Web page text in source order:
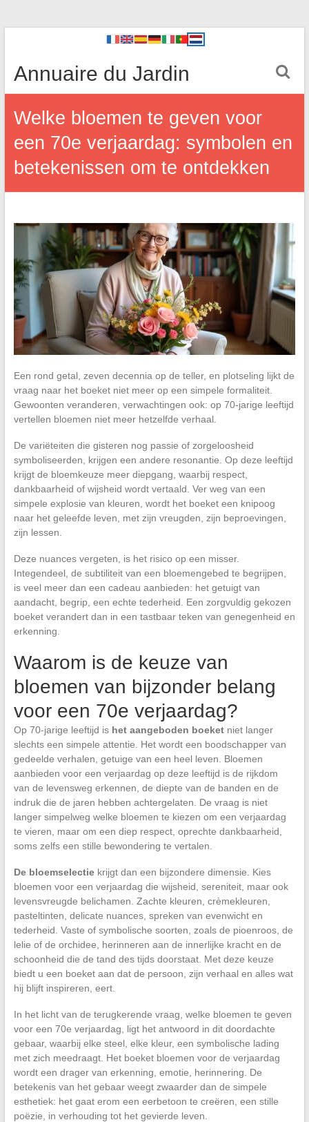
Annuaire du Jardin
Welke bloemen te geven voor
een 70e verjaardag: symbolen en
betekenissen om te ontdekken
Een rond getal, zeven decennia op de teller, en plotseling lijkt de
vraag naar het boeket niet meer op een simpele formaliteit.
Gewoonten veranderen, verwachtingen ook: op 70-jarige leeftijd
vertellen bloemen niet meer hetzelfde verhaal.
De variëteiten die gisteren nog passie of zorgeloosheid
symboliseerden, krijgen een andere resonantie. Op deze leeftijd
krijgt de bloemkeuze meer diepgang, waarbij respect,
dankbaarheid of wijsheid wordt vertaald. Ver weg van een
simpele explosie van kleuren, wordt het boeket een knipoog
naar het geleefde leven, met zijn vreugden, zijn beproevingen,
zijn lessen.
Deze nuances vergeten, is het risico op een misser.
Integendeel, de subtiliteit van een bloemengebed te begrijpen,
is veel meer dan een cadeau aanbieden: het getuigt van
aandacht, begrip, een echte tederheid. Een zorgvuldig gekozen
boeket verandert dan in een tastbaar teken van genegenheid en
erkenning.
Waarom is de keuze van
bloemen van bijzonder belang
voor een 70e verjaardag?
Op 70-jarige leeftijd is het aangeboden boeketniet langer
slechts een simpele attentie. Het wordt een boodschapper van
gedeelde verhalen, getuige van een heel leven. Bloemen
aanbieden voor een verjaardag op deze leeftijd is de rijkdom
van de levensweg erkennen, de diepte van de banden en de
indruk die de jaren hebben achtergelaten. De vraag is niet
langer simpelweg welke bloemen te kiezen om een verjaardag
te vieren, maar om een diep respect, oprechte dankbaarheid,
soms zelfs een stille bewondering te vertalen.
De bloemselectiekrijgt dan een bijzondere dimensie. Kies
bloemen voor een verjaardag die wijsheid, sereniteit, maar ook
levensvreugde belichamen. Zachte kleuren, crèmekleuren,
pasteltinten, delicate nuances, spreken van evenwicht en
tederheid. Vaste of symbolische soorten, zoals de pioenroos, de
lelie of de orchidee, herinneren aan de innerlijke kracht en de
schoonheid die de tand des tijds doorstaat. Met deze keuze
biedt u een boeket aan dat de persoon, zijn verhaal en alles wat
hij blijft inspireren, eert.
In het licht van de terugkerende vraag, welke bloemen te geven
voor een 70e verjaardag, ligt het antwoord in dit doordachte
gebaar, waarbij elke steel, elke kleur, een symbolische lading
met zich meedraagt. Het boeket bloemen voor de verjaardag
wordt een drager van erkenning, emotie, herinnering. De
betekenis van het gebaar weegt zwaarder dan de simpele
esthetiek: het gaat erom een eerbetoon te creëren, een stille
poëzie, in verhouding tot het gevierde leven.